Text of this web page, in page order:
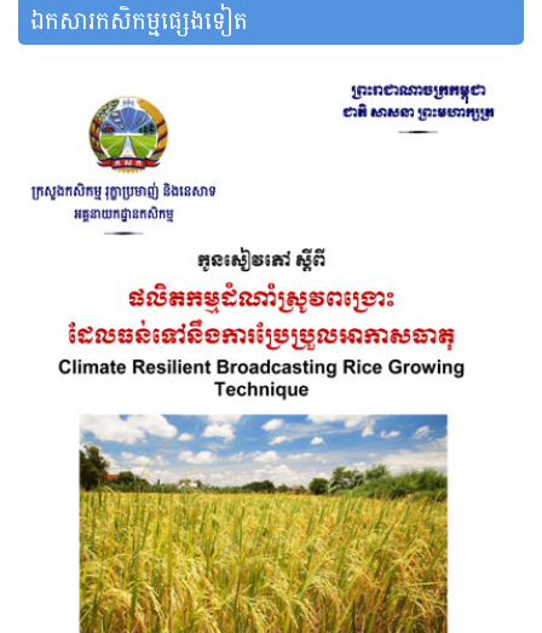
ឯកសារកសិកម្មផ្សេងទៀត